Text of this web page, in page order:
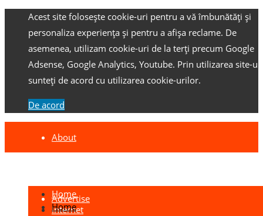
Acest site folosește cookie-uri pentru a vă îmbunătăți și
personaliza experiența și pentru a afișa reclame. De
asemenea, utilizam cookie-uri de la terți precum Google
Adsense, Google Analytics, Youtube. Prin utilizarea site-
sunteți de acord cu utilizarea cookie-urilor.
De acord
About
Advertise
Home
Internet
Home